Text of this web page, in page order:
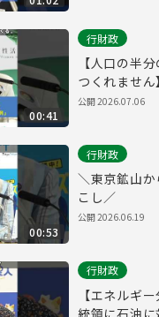
00:41
行財政
【人口の半
つくれません】
公開2026.07.06
00:53
行財政
＼東京鉱山
こし／
公開2026.06.19
行財政
【エネルギ
統領に石油